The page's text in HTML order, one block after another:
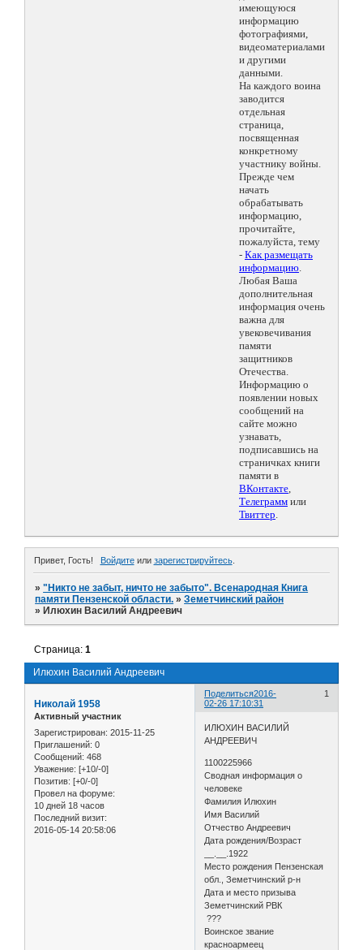
имеющуюся
информацию
фотографиями,
видеоматериалами
и другими
данными.
На каждого воина
заводится
отдельная
страница,
посвященная
конкретному
участнику войны.
Прежде чем
начать
обрабатывать
информацию,
прочитайте,
пожалуйста, тему
- Как размещать
информацию.
Любая Ваша
дополнительная
информация очень
важна для
увековечивания
памяти
защитников
Отечества.
Информацию о
появлении новых
сообщений на
сайте можно
узнавать,
подписавшись на
страничках книги
памяти в
ВКонтакте,
Телеграмм или
Твиттер.
Привет, Гость! Войдитеили зарегистрируйтесь.
»"Никто не забыт, ничто не забыто". Всенародная Книга
памяти Пензенской области. »Земетчинский район
» Илюхин Василий Андреевич
Илюхин Василий Андреевич
Страница:1
Поделиться 1
2016-
02-26 17:10:31
Николай 1958
Активный участник
Зарегистрирован: 2015-11-25
Приглашений: 0
Сообщений: 468
Уважение: [+10/-0]
Позитив: [+0/-0]
Провел на форуме:
10 дней 18 часов
Последний визит:
2016-05-14 20:58:06
ИЛЮХИН ВАСИЛИЙ
АНДРЕЕВИЧ
1100225966
Сводная информация о
человеке
Фамилия Илюхин
Имя Василий
Отчество Андреевич
Дата рождения/Возраст
__.__.1922
Место рождения Пензенская
обл., Земетчинский р-н
Дата и место призыва
Земетчинский РВК
???
Воинское звание
красноармеец